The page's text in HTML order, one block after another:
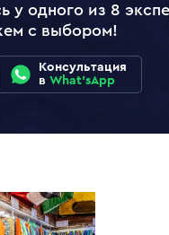
у одного из 8
с выбором!
Консультация
в What'sApp